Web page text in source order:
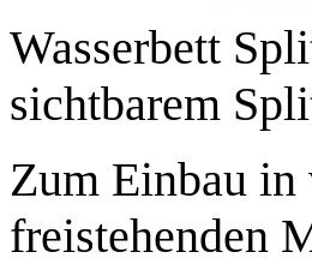
Wasserbett
sichtbarem
Zum Einbau in
freistehenden